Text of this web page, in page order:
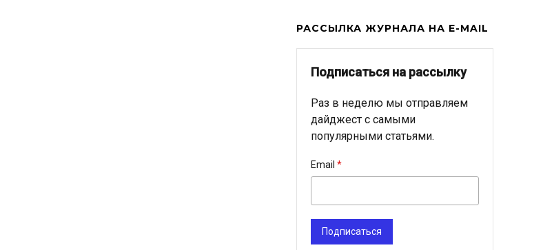
РАССЫЛКА ЖУРНАЛА НА E-MAIL
Подписаться на рассылку
Раз в неделю мы отправляем
дайджест с самыми
популярными статьями.
Email
Подписаться